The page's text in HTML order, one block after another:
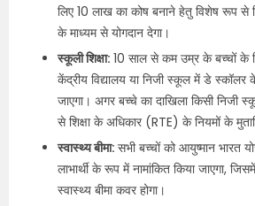
लिए 10 लाख का कोष बनाने हेतु विशेष रूप से
के माध्यम से योगदान देगा।
स्कूली शिक्षा: 10 साल से कम उम्र के बच्चों के
केंद्रीय विद्यालय या निजी स्कूल में डे स्कॉलर
जाएगा। अगर बच्चे का दाखिला किसी निजी
से शिक्षा के अधिकार (RTE) के नियमों के
स्वास्थ्य बीमा: सभी बच्चों को आयुष्मान
लाभार्थी के रूप में नामांकित किया जाएगा,
स्वास्थ्य बीमा कवर होगा।